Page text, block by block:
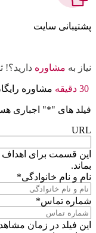
پشتیبانی سایت
نیاز به مشاوره
مشاوره
فیلد های "*" اجباری
URL
این قسمت برای اهداف
بماند.
نام و نام خانوادگی*
شماره تماس*
این فیلد در زمان